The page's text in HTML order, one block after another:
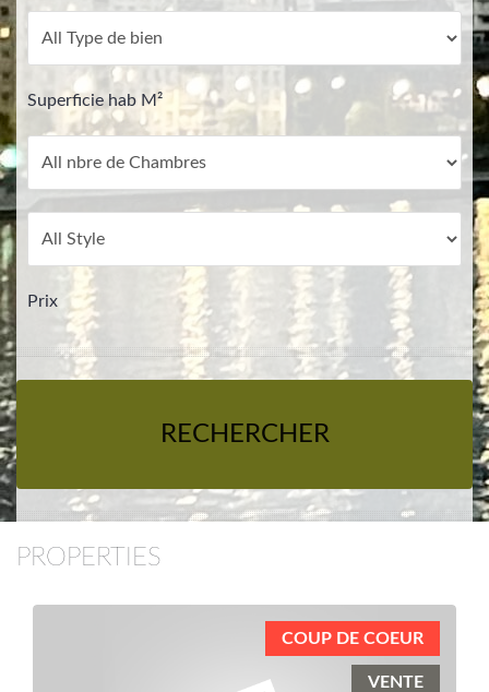
Superficie hab M²
Prix
RECHERCHER
PROPERTIES
COUP DE COEUR
VENTE